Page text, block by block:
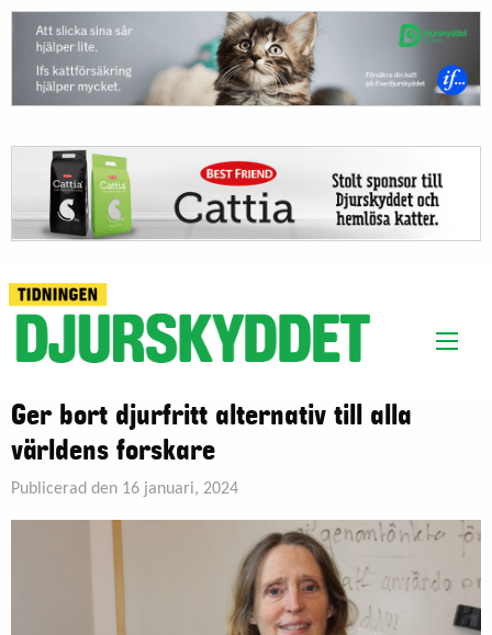
Ger bort djurfritt alternativ till alla
världens forskare
Publicerad den 16 januari, 2024